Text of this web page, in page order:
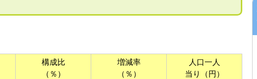
構成比
（％）
増減率
（％）
人口一人
当り（円）